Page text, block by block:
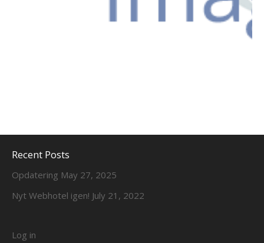
Recent Posts
Opdatering May 27, 2025
Nyt Webhotel igen! July 21, 2022
Log in